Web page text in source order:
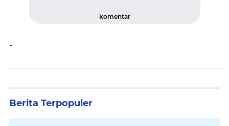
komentar
-
Berita Terpopuler